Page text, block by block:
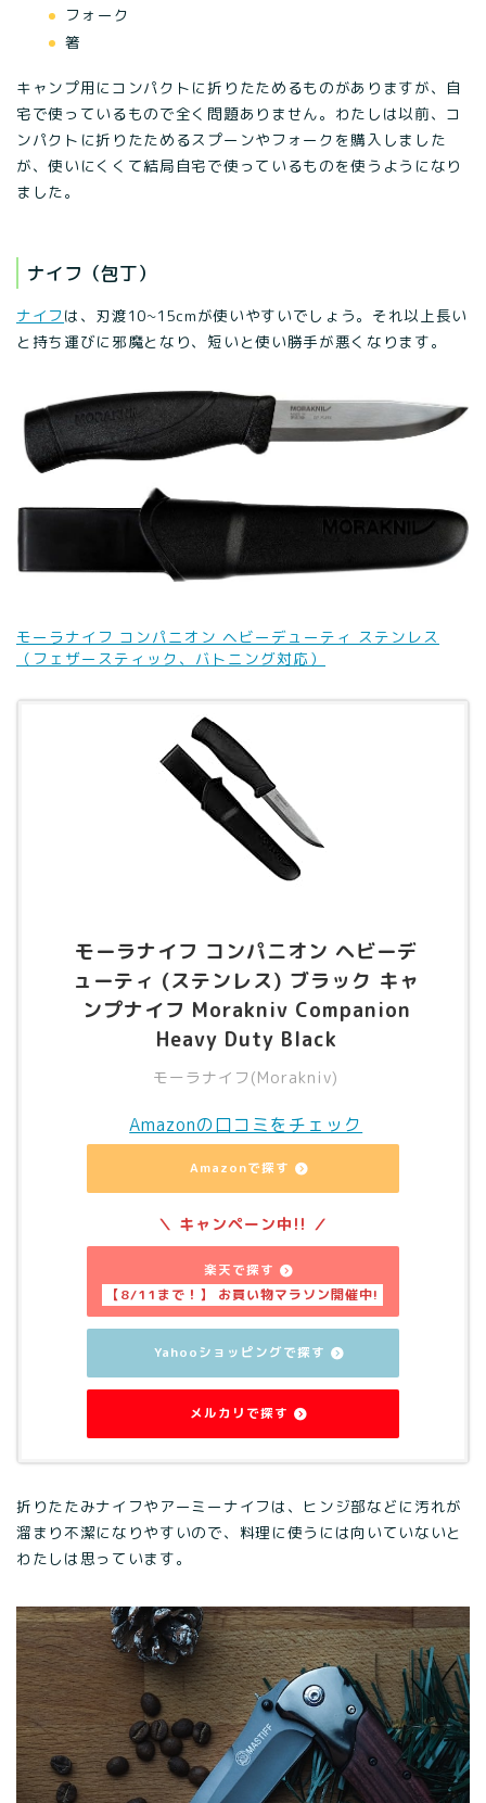
フォーク
箸
キャンプ用にコンパクトに折りたためるものがありますが、自
宅で使っているもので全く問題ありません。わたしは以前、コ
ンパクトに折りたためるスプーンやフォークを購入しました
が、使いにくくて結局自宅で使っているものを使うようになり
ました。
ナイフ（包丁）
ナイフ は、刃渡10~15cmが使いやすいでしょう。それ以上長い
と持ち運びに邪魔となり、短いと使い勝手が悪くなります。
モーラナイフ コンパニオン ヘビーデューティ ステンレス
（フェザースティック、バトニング対応）
モーラナイフ コンパニオン ヘビーデ
ューティ (ステンレス) ブラック キャ
ンプナイフ Morakniv Companion
Heavy Duty Black
モーラナイフ(Morakniv)
Amazonの口コミをチェック
Amazonで探す
楽天で探す
Yahooショッピングで探す
メルカリで探す
折りたたみナイフやアーミーナイフは、ヒンジ部などに汚れが
溜まり不潔になりやすいので、料理に使うには向いていないと
わたしは思っています。